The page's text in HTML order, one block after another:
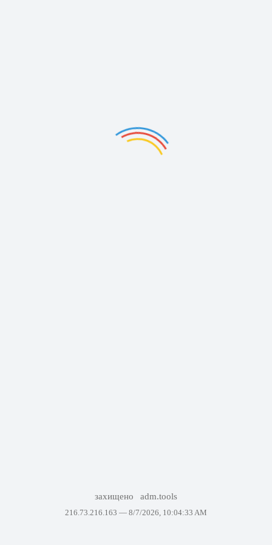
захищено adm.tools
216.73.216.163 — 8/7/2026, 10:04:33 AM